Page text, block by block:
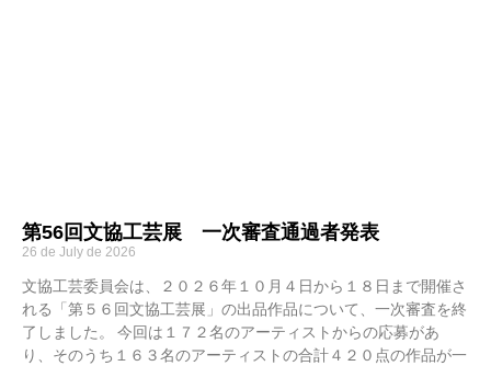
第56回文協工芸展 一次審査通過者発表
26 de July de 2026
文協工芸委員会は、２０２６年１０月４日から１８日まで開催さ
れる「第５６回文協工芸展」の出品作品について、一次審査を終
了しました。 今回は１７２名のアーティストからの応募があ
り、そのうち１６３名のアーティストの合計４２０点の作品が一